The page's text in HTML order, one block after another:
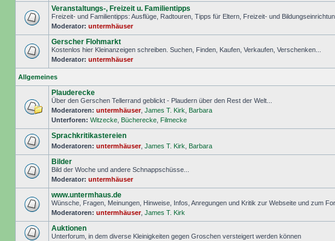
Veranstaltungs-, Freizeit u. Familientipps
Freizeit- und Familientipps: Ausflüge, Radtouren, Tipps für Eltern, Freizeit- und
Moderator: untermhäuser
Gerscher Flohmarkt
Kostenlos hier Kleinanzeigen schreiben. Suchen, Finden, Kaufen, Verkaufen, Verschenken...
Moderator: untermhäuser
Allgemeines
Plauderecke
Über den Gerschen Tellerrand geblickt - Plaudern über den Rest der Welt...
Moderatoren: untermhäuser, James T. Kirk
Barbara
Unterforen: Witzecke Bücherecke Filmecke
Sprachkritikastereien
Moderatoren: untermhäuser, James T. Kirk Barbara
Bilder
Bild der Woche und andere Schnappschüsse...
Moderator: untermhäuser
www.untermhaus.de
Wünsche, Fragen, Meinungen, Hinweise, Infos, Anregungen und Kritik zur Webseite und zum
Moderatoren: untermhäuser, James T. Kirk
Auktionen
Unterforum, in dem diverse Kleinigkeiten gegen Groschen versteigert werden können